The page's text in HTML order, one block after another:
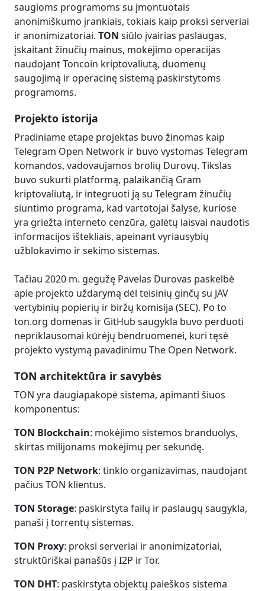
saugioms programoms su įmontuotais
anonimiškumo įrankiais, tokiais kaip proksi serveriai
ir anonimizatoriai. TON siūlo įvairias paslaugas,
įskaitant žinučių mainus, mokėjimo operacijas
naudojant Toncoin kriptovaliutą, duomenų
saugojimą ir operacinę sistemą paskirstytoms
programoms.
Projekto istorija
Pradiniame etape projektas buvo žinomas kaip
Telegram Open Network ir buvo vystomas Telegram
komandos, vadovaujamos brolių Durovų. Tikslas
buvo sukurti platformą, palaikančią Gram
kriptovaliutą, ir integruoti ją su Telegram žinučių
siuntimo programa, kad vartotojai šalyse, kuriose
yra griežta interneto cenzūra, galėtų laisvai naudotis
informacijos ištekliais, apeinant vyriausybių
užblokavimo ir sekimo sistemas.
Tačiau 2020 m. gegužę Pavelas Durovas paskelbė
apie projekto uždarymą dėl teisinių ginčų su JAV
vertybinių popierių ir biržų komisija (SEC). Po to
ton.org domenas ir GitHub saugykla buvo perduoti
nepriklausomai kūrėjų bendruomenei, kuri tęsė
projekto vystymą pavadinimu The Open Network.
TON architektūra ir savybės
TON yra daugiapakopė sistema, apimanti šiuos
komponentus:
TON Blockchain: mokėjimo sistemos branduolys,
skirtas milijonams mokėjimų per sekundę.
TON P2P Network: tinklo organizavimas, naudojant
pačius TON klientus.
TON Storage: paskirstyta failų ir paslaugų saugykla,
panaši į torrentų sistemas.
TON Proxy: proksi serveriai ir anonimizatoriai,
struktūriškai panašūs į I2P ir Tor.
TON DHT: paskirstyta objektų paieškos sistema